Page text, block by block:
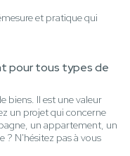
et pratique qui
pour tous types de
biens. Il est une valeur
un projet qui concerne
un appartement, un
? N'hésitez pas à vous